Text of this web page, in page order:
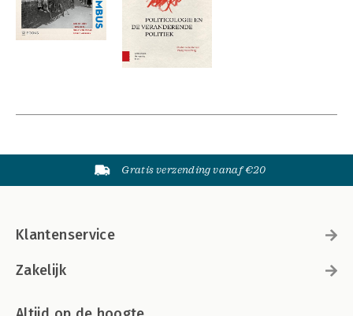
Gratis verzending vanaf €20
Klantenservice
Zakelijk